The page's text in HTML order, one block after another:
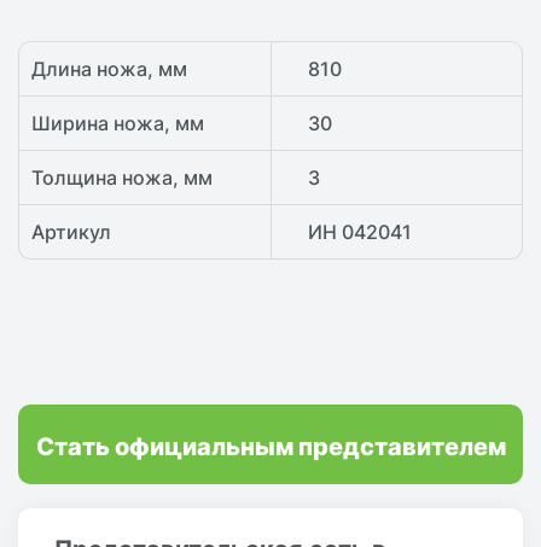
Длина ножа, мм 810
Ширина ножа, мм 30
Толщина ножа, мм 3
Артикул ИН 042041
Стать официальным представителем